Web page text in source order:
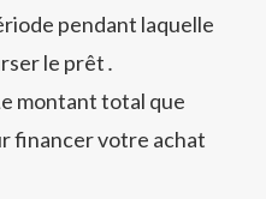
pendant laquelle
le prêt․
montant total que
financer votre achat